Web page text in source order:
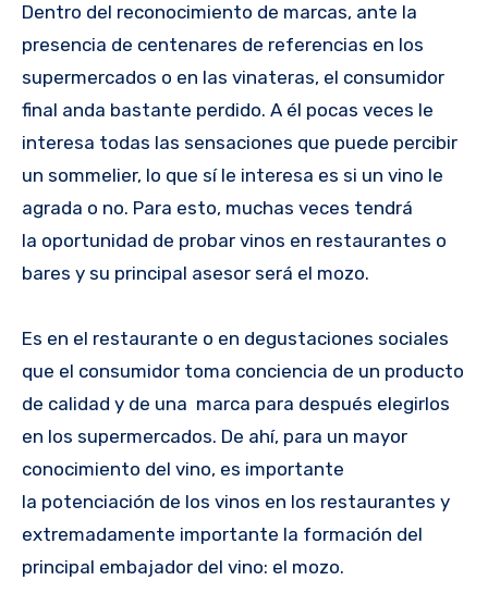
Dentro del reconocimiento de marcas, ante la
presencia de centenares de referencias en los
supermercados o en las vinateras, el consumidor
final anda bastante perdido. A él pocas veces le
interesa todas las sensaciones que puede percibir
un sommelier, lo que sí le interesa es si un vino le
agrada o no. Para esto, muchas veces tendrá
la oportunidad de probar vinos en restaurantes o
bares y su principal asesor será el mozo.
Es en el restaurante o en degustaciones sociales
que el consumidor toma conciencia de un producto
de calidad y de una marca para después elegirlos
en los supermercados. De ahí, para un mayor
conocimiento del vino, es importante
la potenciación de los vinos en los restaurantes y
extremadamente importante la formación del
principal embajador del vino: el mozo.